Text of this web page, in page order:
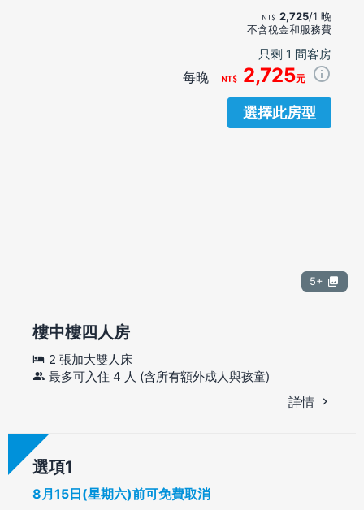
2,725/1 晚
不含稅金和服務費
只剩 1 間客房
每晚 2,725元
選擇此房型
5+
樓中樓四人房
2 張加大雙人床
最多可入住 4 人 (含所有額外成人與孩童)
詳情
選項
8月15日(星期六)前可免費取消